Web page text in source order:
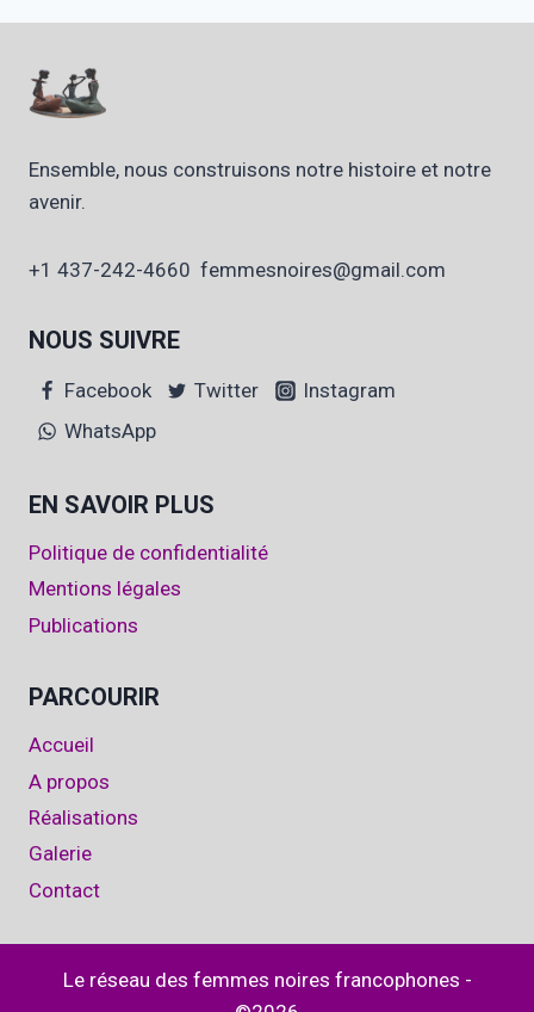
Ensemble, nous construisons notre histoire et notre
avenir.
+1 437-242-4660 femmesnoires@gmail.com
NOUS SUIVRE
Facebook Twitter
Instagram
WhatsApp
EN SAVOIR PLUS
Politique de confidentialité
Mentions légales
Publications
PARCOURIR
Accueil
A propos
Réalisations
Galerie
Contact
Le réseau des femmes noires francophones -